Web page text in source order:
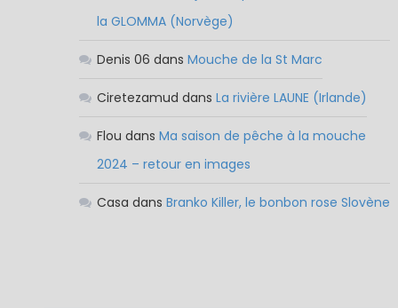
la GLOMMA (Norvège)
Denis 06 dans Mouche de la St Marc
Ciretezamud dans La rivière LAUNE (Irlande)
Flou dans Ma saison de pêche à la mouche
2024 – retour en images
Casa dans Branko Killer, le bonbon rose Slovène